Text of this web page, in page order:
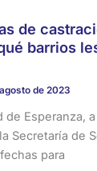
de
barrios
de 2023
de Esperanza,
Secretaría de
para